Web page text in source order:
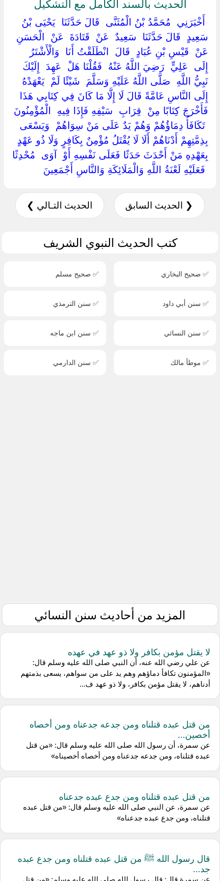
الحديث بالسند الكامل مع التشكيل
‏ ‏أَخْبَرَنِي ‏ ‏مُحَمَّدُ بْنُ الْمُثَنَّى ‏ ‏قَالَ حَدَّثَنَا ‏ ‏يَحْيَى بْنُ
سَعِيدٍ ‏ ‏قَالَ حَدَّثَنَا ‏ ‏سَعِيدٌ ‏ ‏عَنْ ‏ ‏قَتَادَةَ ‏ ‏عَنْ ‏ ‏الْحَسَنِ ‏
‏عَنْ ‏ ‏قَيْسِ بْنِ عُبَادٍ ‏ ‏قَالَ ‏ ‏انْطَلَقْتُ أَنَا ‏ ‏وَالْأَشْتَرُ ‏
‏إِلَى ‏ ‏عَلِيٍّ ‏ ‏رَضِيَ اللَّهُ عَنْهُ ‏ ‏فَقُلْنَا هَلْ ‏ ‏عَهِدَ ‏ ‏إِلَيْكَ
نَبِيُّ اللَّهِ ‏ ‏صَلَّى اللَّهُ عَلَيْهِ وَسَلَّمَ ‏ ‏شَيْئًا لَمْ ‏ ‏يَعْهَدْهُ ‏
‏إِلَى النَّاسِ عَامَّةً قَالَ لَا إِلَّا مَا كَانَ فِي كِتَابِي هَذَا
فَأَخْرَجَ كِتَابًا مِنْ ‏ ‏قِرَابِ ‏ ‏سَيْفِهِ فَإِذَا فِيهِ ‏ ‏الْمُؤْمِنُونَ
‏ ‏تَكَافَأُ دِمَاؤُهُمْ وَهُمْ يَدٌ عَلَى مَنْ سِوَاهُمْ ‏ ‏وَيَسْعَى
بِذِمَّتِهِمْ أَدْنَاهُمْ أَلَا لَا يُقْتَلُ مُؤْمِنٌ بِكَافِرٍ وَلَا ذُو عَهْدٍ
بِعَهْدِهِ مَنْ أَحْدَثَ حَدَثًا فَعَلَى نَفْسِهِ أَوْ ‏ ‏آوَى ‏ ‏مُحْدِثًا
‏ ‏فَعَلَيْهِ لَعْنَةُ اللَّهِ وَالْمَلَائِكَةِ وَالنَّاسِ أَجْمَعِينَ ‏
❮ الحديث السابق الحديث التـالي ❯
كتب الحديث النبوي الشريف
✅ صحيح البخاري ✅ صحيح مسلم
✅ سنن أبي داود ✅ سنن الترمذي
✅ سنن النسائي ✅ سنن ابن ماجه
✅ موطأ مالك ✅ سنن الدارمي
المزيد من أحاديث سنن النسائي
لا يقتل مؤمن بكافر ولا ذو عهد في عهده
عن علي رضي الله عنه، أن النبي صلى الله عليه وسلم قال:
«المؤمنون تكافأ دماؤهم وهم يد على من سواهم، يسعى بذمتهم
أدناهم، لا يقتل مؤمن بكافر، ولا ذو عهد ف...
من قتل عبده قتلناه ومن جدعه جدعناه ومن أخصاه
أخصين...
عن سمرة، أن رسول الله صلى الله عليه وسلم قال: «من قتل
عبده قتلناه، ومن جدعه جدعناه ومن أخصاه أخصيناه»
من قتل عبده قتلناه ومن جدع عبده جدعناه
عن سمرة، عن النبي صلى الله عليه وسلم قال: «من قتل عبده
قتلناه، ومن جدع عبده جدعناه»
قال رسول الله ﷺ من قتل عبده قتلناه ومن جدع عبده
جد...
عن سمرة قال: قال رسول الله صلى الله عليه وسلم: «من قتل